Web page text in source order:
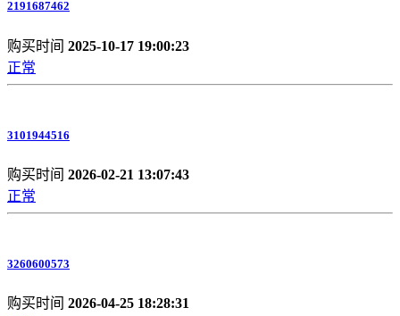
2191687462
购买时间 2025-10-17 19:00:23
正常
3101944516
购买时间 2026-02-21 13:07:43
正常
3260600573
购买时间 2026-04-25 18:28:31